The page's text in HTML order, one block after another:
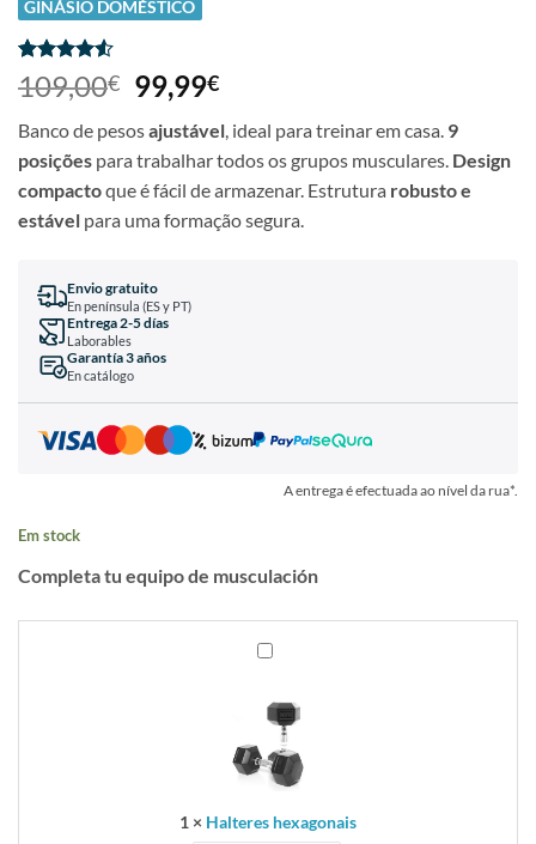
GINÁSIO DOMÉSTICO
Classificado
com4.5
base em
8
classificações
de clientes
109,00€ 99,99€
Banco de pesosajustável, ideal para treinar em casa. 9
posições para trabalhar todos os grupos musculares. Design
compactoque é fácil de armazenar. Estrutura robusto e
estável para uma formação segura.
Envio gratuito
En península (ES y PT)
Entrega 2-5 días
Laborables
Garantía 3 años
En catálogo
A entrega é efectuada ao nível da rua*.
Em stock
Completa tu equipo de musculación
1 × Halteres hexagonais